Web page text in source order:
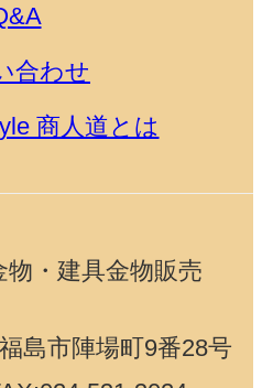
合わせ
商人道とは
・建具金物販売
島市陣場町9番28号